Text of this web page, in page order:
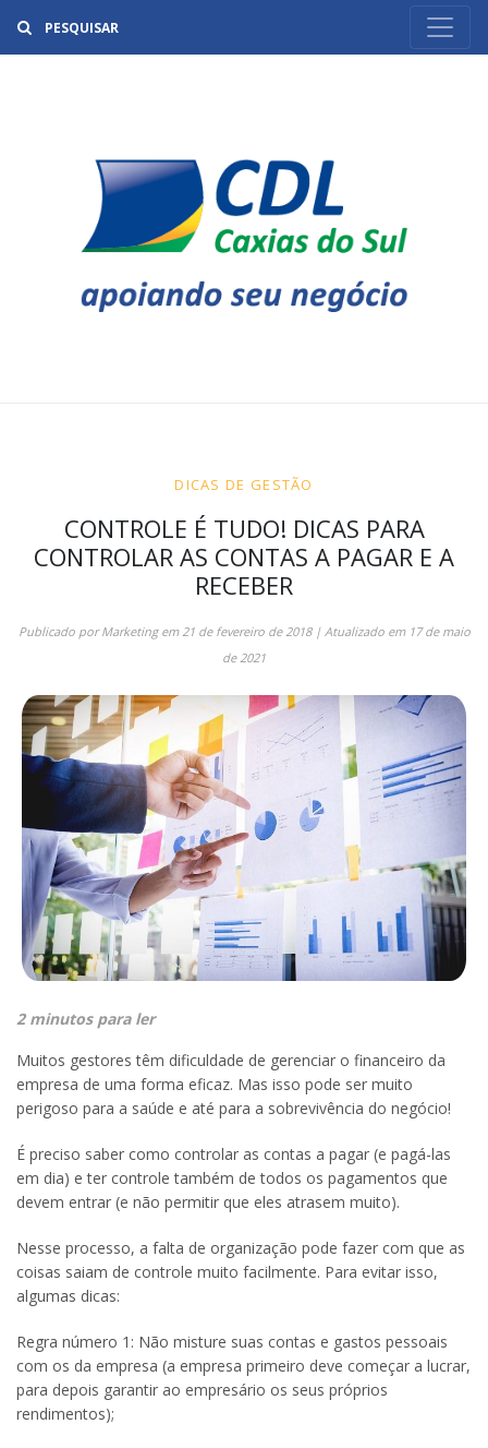
DICAS DE GESTÃO
CONTROLE É TUDO! DICAS PARA
CONTROLAR AS CONTAS A PAGAR E A
RECEBER
Publicado porMarketingem 21 de fevereiro de 2018| Atualizado em 17 de maio
de 2021
2 minutos para ler
Muitos gestores têm dificuldade de gerenciar o financeiro da
empresa de uma forma eficaz. Mas isso pode ser muito
perigoso para a saúde e até para a sobrevivência do negócio!
É preciso saber como controlar as contas a pagar (e pagá-las
em dia) e ter controle também de todos os pagamentos que
devem entrar (e não permitir que eles atrasem muito).
Nesse processo, a falta de organização pode fazer com que as
coisas saiam de controle muito facilmente. Para evitar isso,
algumas dicas:
Regra número 1: Não misture suas contas e gastos pessoais
com os da empresa (a empresa primeiro deve começar a lucrar,
para depois garantir ao empresário os seus próprios
rendimentos);